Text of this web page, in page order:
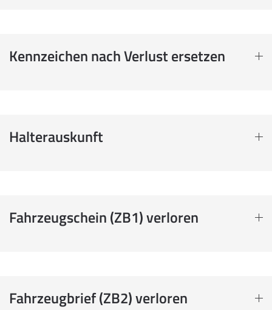
Kennzeichen nach Verlust ersetzen
Halterauskunft
Fahrzeugschein (ZB1) verloren
Fahrzeugbrief (ZB2) verloren